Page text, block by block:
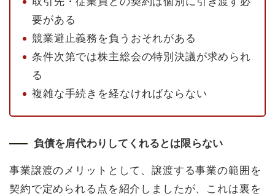
要がある
競業避止義務を負うおそれがある
条件次第では株主総会の特別決議が求められ
る
複雑な手続きを経なければならない
負債を肩代わりしてくれるとは限らない
事業譲渡のメリットとして、譲渡する事業の範囲を
契約で定められる点を紹介しましたが、これは裏を